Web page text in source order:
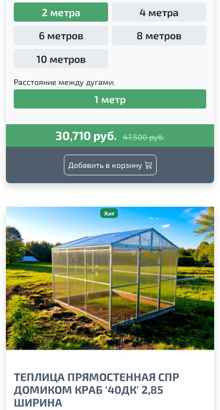
2 метра
4 метра
6 метров
8 метров
10 метров
Расстояние между дугами:
1 метр
30,710 руб. 47,500 руб.
Добавить в корзину
Хит
ТЕПЛИЦА ПРЯМОСТЕННАЯ СПР
ДОМИКОМ КРАБ '40ДК' 2,85
ШИРИНА